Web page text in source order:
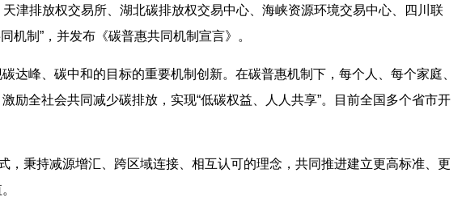
津排放权交易所、湖北碳排放权交易中心、海峡资源环境交易中心、四川联
制”，并发布《碳普惠共同机制宣言》。
峰、碳中和的目标的重要机制创新。在碳普惠机制下，每个人、每个家庭、
全社会共同减少碳排放，实现“低碳权益、人人共享”。目前全国多个省市开
秉持减源增汇、跨区域连接、相互认可的理念，共同推进建立更高标准、更